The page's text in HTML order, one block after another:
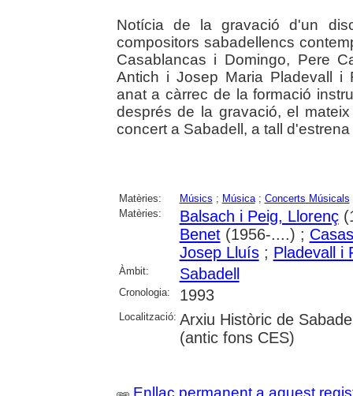
Notícia de la gravació d'un
compositors sabadellencs
Casablancas i Domingo, Pere
Antich i Josep Maria Pladevall i
anat a càrrec de la formació
després de la gravació, el
concert a Sabadell, a tall
Matèries: Músics ; Música; Concerts Músicals
Matèries:
Balsach i Peig, Llorenç
Benet(1956-....) ;
Josep Lluís; Pladevall i
Àmbit: Sabadell
Cronologia: 1993
Localització: Arxiu Històric de
(antic fons CES)
Enllaç permanent a aquest